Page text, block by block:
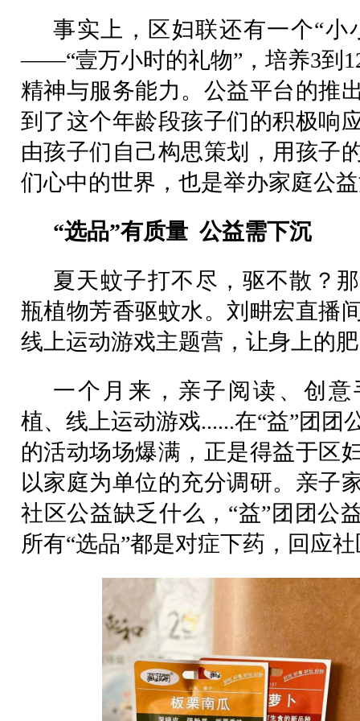
事实上，区妇联还有一个“小
——“壹万小时的礼物”，培养3到
精神与服务能力。公益平台的推
到了这个年龄段孩子们的积极响
由孩子们自己构思策划，用孩子
们心中的世界，也是举办家庭公
“选品”有质量 公益需下沉
夏天蚊子打不尽，驱不散？
瓶植物芳香驱蚊水。刘畊宏直播
线上运动游戏主题营，让身上的
一个月来，亲子阅读、创
植、线上运动游戏......在“益”团团
的活动场场爆满，正是得益于区
以家庭为单位的充分调研。亲子
社区公益缺乏什么，“益”团团公
所有“选品”都是对症下药，回应